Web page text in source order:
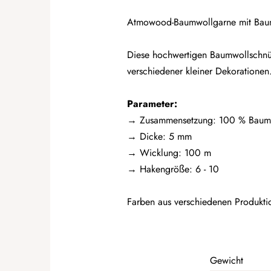
Atmowood-Baumwollgarne mit
Diese hochwertigen
verschiedener kleiner
Parameter:
→ Zusammensetzung: 100 %
→ Dicke: 5 mm
→ Wicklung: 100 m
→ Hakengröße: 6 - 10
Farben aus verschiedenen
Gewicht